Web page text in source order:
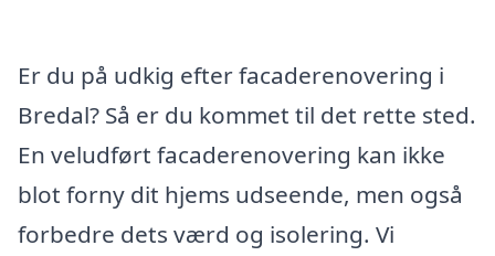
Er du på udkig efter facaderenovering i
Bredal? Så er du kommet til det rette sted.
En veludført facaderenovering kan ikke
blot forny dit hjems udseende, men også
forbedre dets værd og isolering. Vi